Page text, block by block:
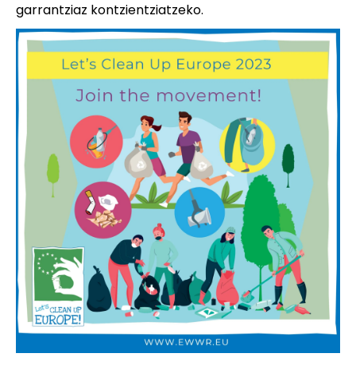
garrantziaz kontzientziatzeko.